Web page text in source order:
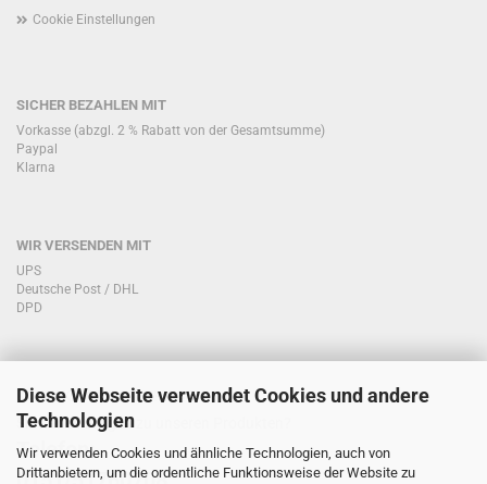
Diese Webseite verwendet Cookies und andere
Technologien
Wir verwenden Cookies und ähnliche Technologien, auch von
Drittanbietern, um die ordentliche Funktionsweise der Website zu
Cookie Einstellungen
SICHER BEZAHLEN MIT
Vorkasse (abzgl. 2 % Rabatt von der Gesamtsumme)
Paypal
Klarna
WIR VERSENDEN MIT
UPS
Deutsche Post / DHL
DPD
KONTAKT KUNDENSERVICE
Sie haben Fragen zu unseren Produkten?
Telefon: